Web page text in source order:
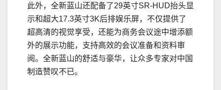
此外，全新蓝山还配备了29英寸SR-HUD抬头显
示和超大17.3英寸3K后排娱乐屏，不仅提供了
超高清的视觉享受，还能为商务会议途中增添额
外的展示功能，支持高效的会议准备和资料审
阅。全新蓝山的舒适与豪华，让众多专家对中国
制造赞叹不已。